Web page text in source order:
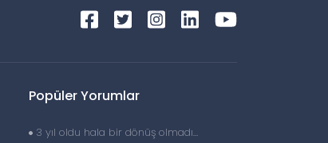
Popüler Yorumlar
3 yıl oldu hala bir dönüş olmadı…